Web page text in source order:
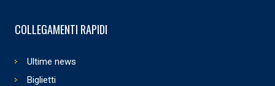
COLLEGAMENTI RAPIDI
Ultime news
Biglietti